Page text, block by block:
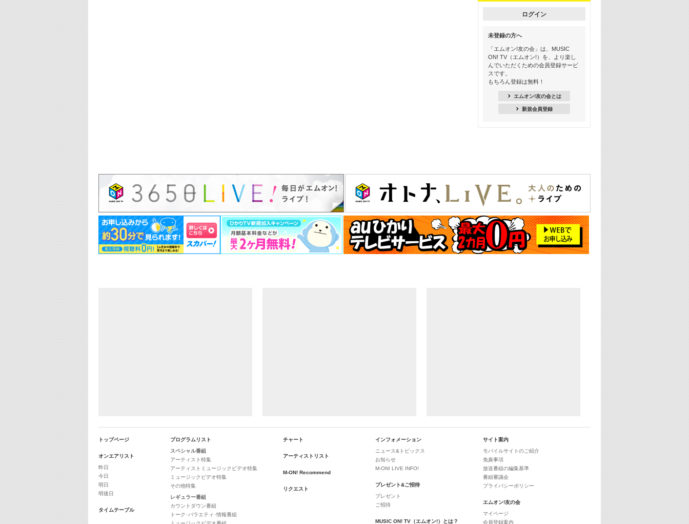
16:30
あのころK-POPヒッツ! 2018→2021年
18:30
M-ON! Countdown K
23:00
SUPER EIGHT特集
24:00
25:00
エムオン! ヒッツ
26:00
ログイン
未登録の方へ
「エムオン!友の会」は、MUSIC
ON! TV（エムオン!）を、より楽し
んでいただくための会員登録サービ
スです。
もちろん登録は無料！
エムオン!友の会とは
新規会員登録
トップページ
オンエアリスト
昨日
今日
明日
明後日
タイムテーブル
プログラムリスト
スペシャル番組
アーティスト特集
アーティストミュージックビデオ特集
ミュージックビデオ特集
その他特集
レギュラー番組
カウントダウン番組
トーク･バラエティ･情報番組
チャート
アーティストリスト
M-ON! Recommend
リクエスト
インフォメーション
ニュース&トピックス
お知らせ
M-ON! LIVE INFO!
プレゼント&ご招待
プレゼント
ご招待
MUSIC ON! TV（エムオン!）とは？
サイト案内
モバイルサイトのご紹介
免責事項
放送番組の編集基準
番組審議会
プライバシーポリシー
エムオン!友の会
マイページ
会員登録案内